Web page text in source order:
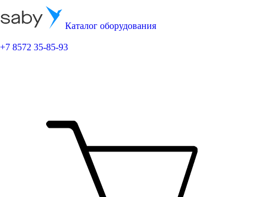
Каталог оборудования
+7 8572 35-85-93